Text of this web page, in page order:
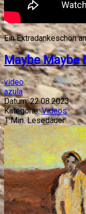
Ein Extradankeschön
Maybe Maybe
video
azula
Datum: 22.08.2023
Kategorie: Videos
1Min. Lesedauer